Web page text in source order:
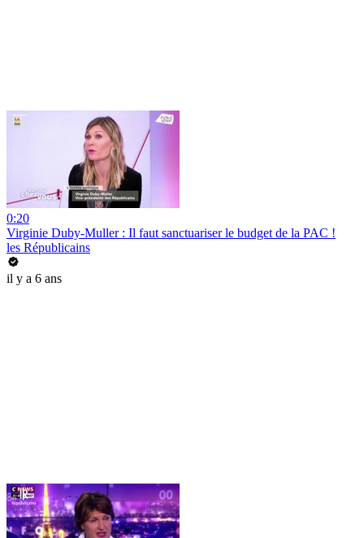
0:20
Virginie Duby-Muller : Il faut sanctuariser le budget de la PAC !
les Républicains
il y a 6 ans